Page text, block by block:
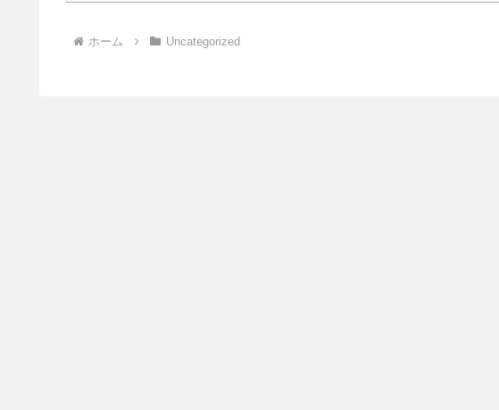
ホーム Uncategorized